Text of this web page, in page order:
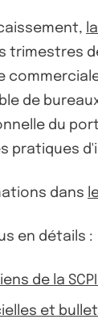
trimestres
de
du
pratiques
dans
en détails :
de la
et